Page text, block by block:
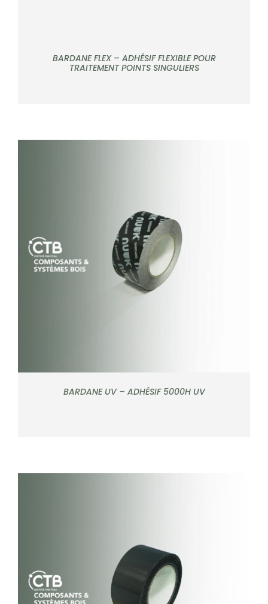
BARDANE FLEX – ADHÉSIF FLEXIBLE POUR
TRAITEMENT POINTS SINGULIERS
DÉTAILS
BARDANE UV – ADHÉSIF 5000H UV
DÉTAILS